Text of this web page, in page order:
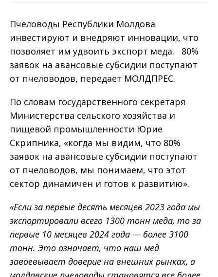
Пчеловоды Республики Молдова
инвестируют и внедряют инновации, что
позволяет им удвоить экспорт меда. 80%
заявок на авансовые субсидии поступают
от пчеловодов, передает МОЛДПРЕС.
По словам государственного секретаря
Министерства сельского хозяйства и
пищевой промышленности Юрие
Скрипника, «когда мы видим, что 80%
заявок на авансовые субсидии поступают
от пчеловодов, мы понимаем, что этот
сектор динамичен и готов к развитию».
«Если за первые десять месяцев 2023 года мы
экспортировали всего 1300 тонн меда, то за
первые 10 месяцев 2024 года — более 3100
тонн. Это означает, что наш мед
завоевывает доверие на внешних рынках, а